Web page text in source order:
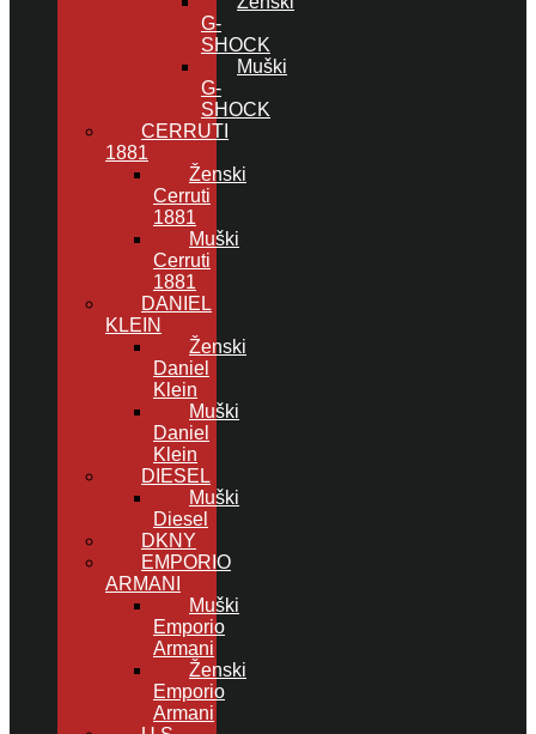
G-
SHOCK
Muški
G-
SHOCK
CERRUTI
1881
Ženski
Cerruti
1881
Muški
Cerruti
1881
DANIEL
KLEIN
Ženski
Daniel
Klein
Muški
Daniel
Klein
DIESEL
Muški
Diesel
DKNY
EMPORIO
ARMANI
Muški
Emporio
Armani
Ženski
Emporio
Armani